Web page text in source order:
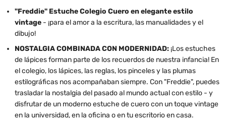
"Freddie" Estuche Colegio Cuero en elegante estilo
vintage - ¡para el amor a la escritura, las manualidades y el
dibujo!
NOSTALGIA COMBINADA CON MODERNIDAD:¡Los estuches
de lápices forman parte de los recuerdos de nuestra infancia! En
el colegio, los lápices, las reglas, los pinceles y las plumas
estilográficas nos acompañaban siempre. Con "Freddie", puedes
trasladar la nostalgia del pasado al mundo actual con estilo - y
disfrutar de un moderno estuche de cuero con un toque vintage
en la universidad, en la oficina o en tu escritorio en casa.